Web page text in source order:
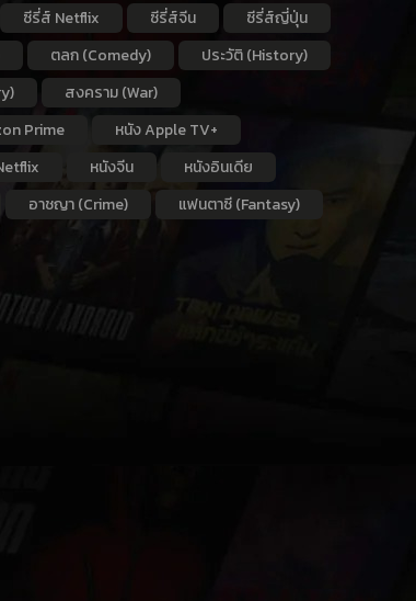
ซีรี่ส์ Netflix ซีรี่ส์จีน
ซีรี่ส์ญี่ปุ่น
ตลก (Comedy)
ประวัติ (History)
สงคราม (War)
Prime
หนัง Apple TV+
หนังจีน
หนังอินเดีย
อาชญา (Crime)
แฟนตาซี (Fantasy)